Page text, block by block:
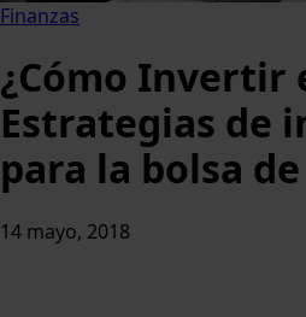
Finanzas
¿Cómo Invertir
Estrategias de
para la bolsa
14 mayo, 2018